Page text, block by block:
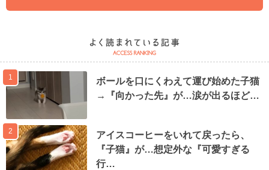
1
ボールを口にくわえて運び始めた子猫
→『向かった先』が…涙が出るほど…
2
アイスコーヒーをいれて戻ったら、
『子猫』が…想定外な『可愛すぎる
行…